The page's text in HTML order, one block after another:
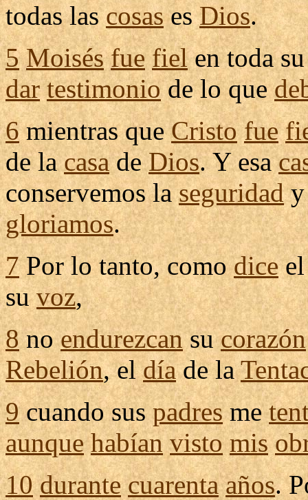
todas lascosasesDios.
5 Moisés fue fielen toda
dar testimoniode lo que
6mientras queCristo fue
de lacasadeDios. Y esa
conservemoslaseguridady
gloriamos.
7Por lo tanto, comodice
suvoz,
8noendurezcansucorazón
Rebelión, eldíade la
9cuando suspadresme
aunque habían visto mis
10 durante cuarenta años.